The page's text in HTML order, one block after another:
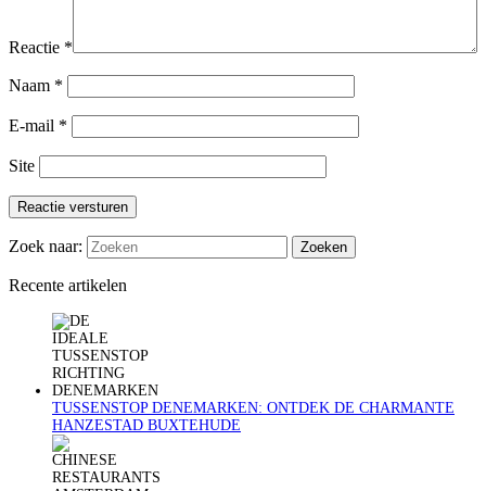
Reactie *
Naam *
E-mail *
Site
Reactie versturen
Zoek naar:
Recente artikelen
TUSSENSTOP DENEMARKEN: ONTDEK DE CHARMANTE
HANZESTAD BUXTEHUDE